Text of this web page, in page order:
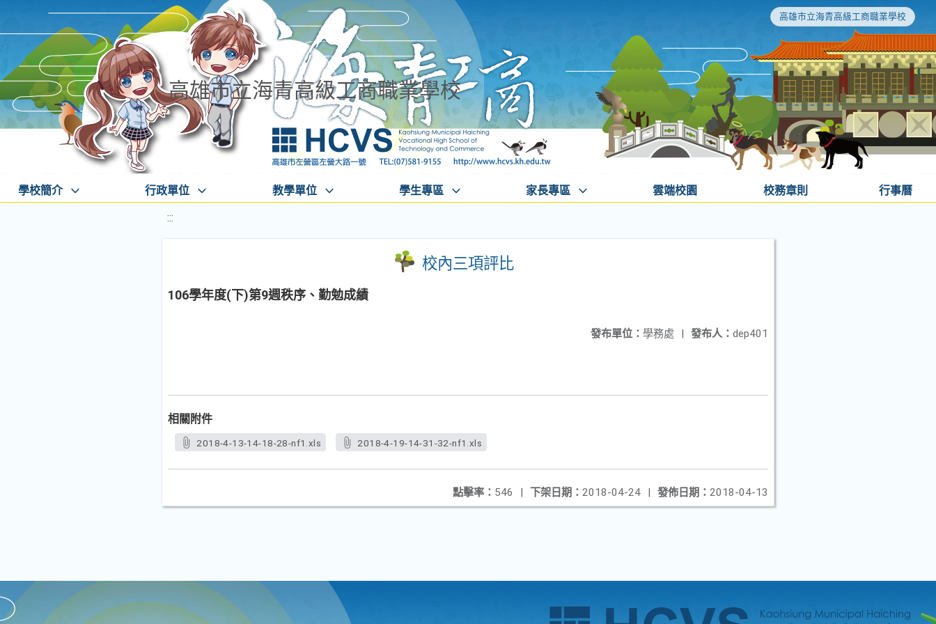
高雄市立海青高級工商職業學校
高雄市立海青高級工商職業學校
學校簡介 行政單位 教學單位 學生專區 家長專區 雲端校園 校務章則 行事曆
:::
校內三項評比
106學年度(下)第9週秩序、勤勉成績
發布人： dep401
發布單位： 學務處 |
相關附件
2018-4-13-14-18-28-nf1.xls 2018-4-19-14-31-32-nf1.xls
發佈日期： 2018-04-13
下架日期： 2018-04-24 |
點擊率： 546 |